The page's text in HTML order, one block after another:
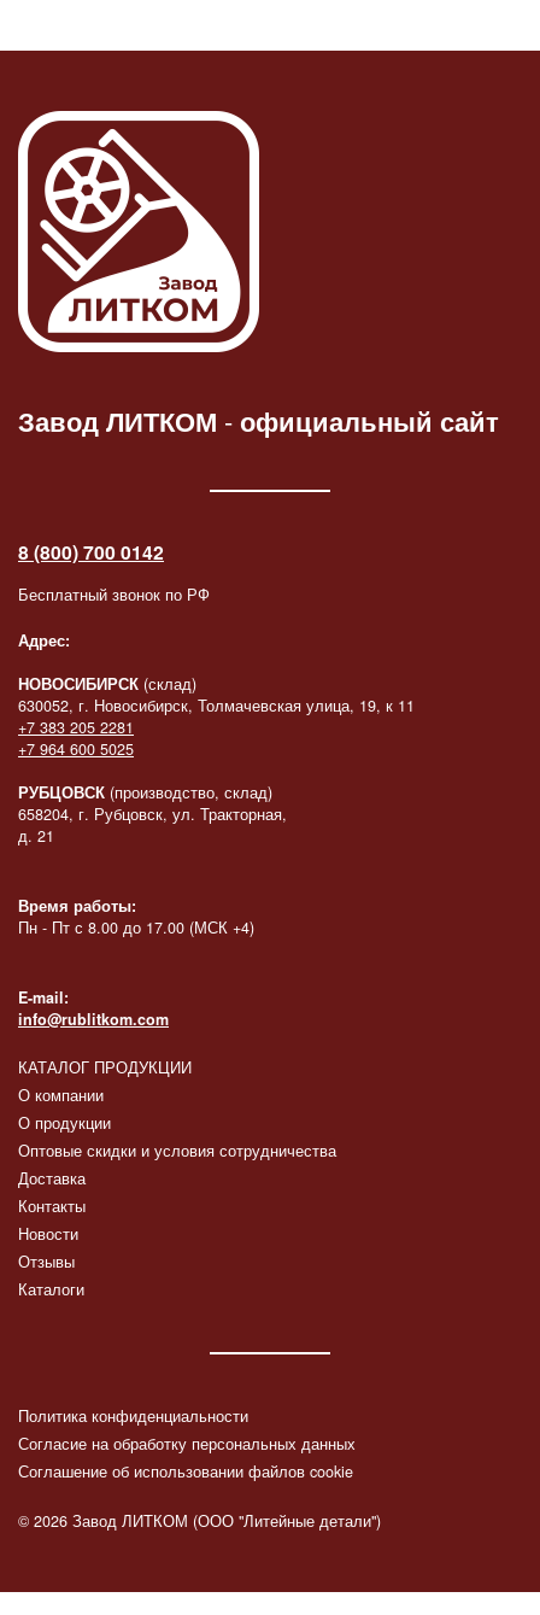
Завод ЛИТКОМ -официальный сайт
8 (800) 700 0142
Бесплатный звонок по РФ
Адрес:
НОВОСИБИРСК (склад)
630052, г. Новосибирск, Толмачевская улица, 19, к 11
+7 383 205 2281
+7 964 600 5025
РУБЦОВСК (производство, склад)
658204, г. Рубцовск, ул. Тракторная,
д. 21
Время работы:
Пн - Пт с 8.00 до 17.00 (МСК +4)
E-mail:
info@rublitkom.com
КАТАЛОГ ПРОДУКЦИИ
О компании
О продукции
Оптовые скидки и условия сотрудничества
Доставка
Контакты
Новости
Отзывы
Каталоги
Политика конфиденциальности
Согласие на обработку персональных данных
Соглашение об использовании файлов cookie
© 2026 Завод ЛИТКОМ (ООО "Литейные детали")